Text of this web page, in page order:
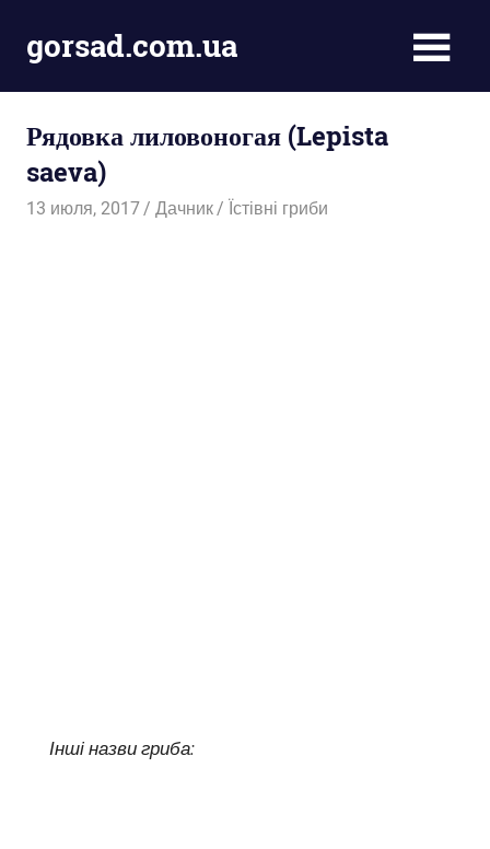
перейти
к
gorsad.com.ua
і
город
Рядовка лиловоногая (Lepista
saeva)
13 июля, 2017 Дачник Їстівні гриби
Інші назви гриба: